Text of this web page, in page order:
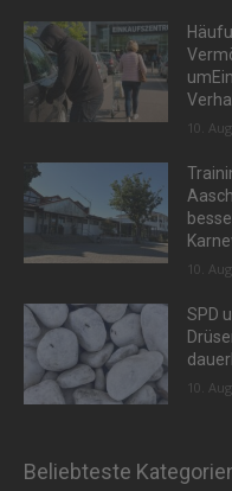
10.
10.
SPD
10.
Beliebteste